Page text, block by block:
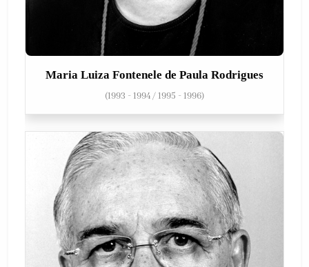
Maria Luiza Fontenele de Paula Rodrigues
(1993 - 1994 / 1995 - 1996)